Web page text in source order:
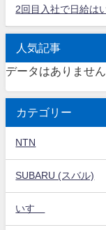
2回目入社で日給は
人気記事
データはありません
カテゴリー
NTN
SUBARU (スバル)
いすゞ